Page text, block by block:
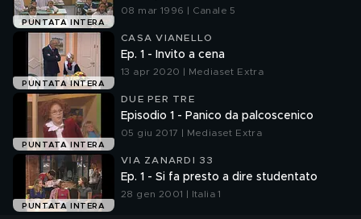
PUNTATA INTERA
08 mar 1996 | Canale 5
PUNTATA INTERA
CASA VIANELLO
Ep. 1 - Invito a cena
13 apr 2020 | Mediaset Extra
PUNTATA INTERA
DUE PER TRE
Episodio 1 - Panico da palcoscenico
05 giu 2017 | Mediaset Extra
PUNTATA INTERA
VIA ZANARDI 33
Ep. 1 - Si fa presto a dire studentato
28 gen 2001 | Italia 1